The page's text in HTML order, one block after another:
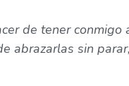
de tener conmigo
abrazarlas sin